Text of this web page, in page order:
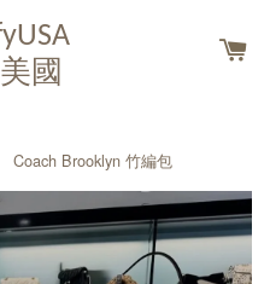
Coach Brooklyn 竹編包